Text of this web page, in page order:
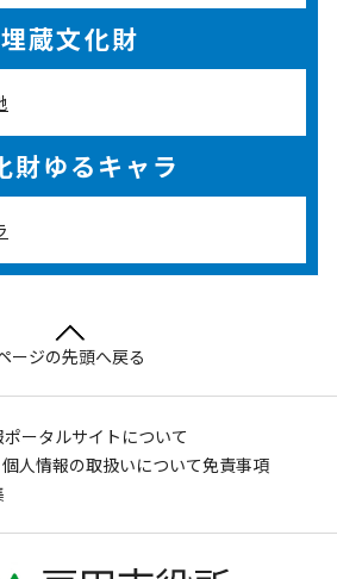
埋蔵文化財
財ゆるキャラ
ージの先頭へ戻る
ータルサイトについて
個人情報の取扱いについて免責事項